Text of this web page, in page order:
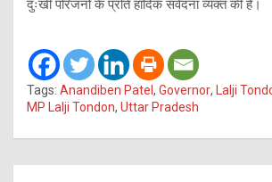
दुःखी परिजनों के प्रति हार्दिक संवेदना व्यक्त की है।
Tags: Anandiben Patel , Governor, Lalji
MP Lalji Tondon, Uttar Pradesh